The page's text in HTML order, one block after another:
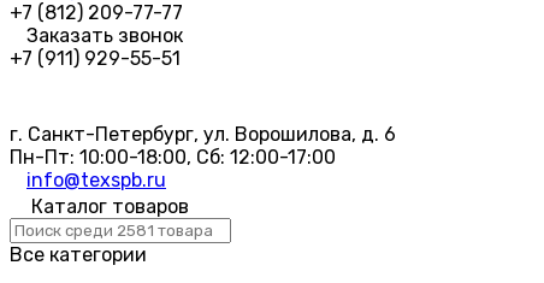
+7 (812) 209-77-77
Заказать звонок
+7 (911) 929-55-51
г. Санкт-Петербург, ул. Ворошилова, д. 6
Пн-Пт: 10:00-18:00, Сб: 12:00-17:00
info@texspb.ru
Каталог товаров
Все категории